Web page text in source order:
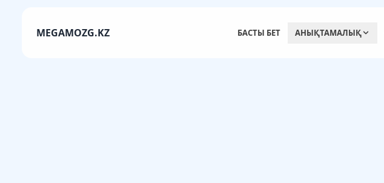
MEGAMOZG.KZ БАСТЫ БЕТ АНЫҚТАМАЛЫҚ